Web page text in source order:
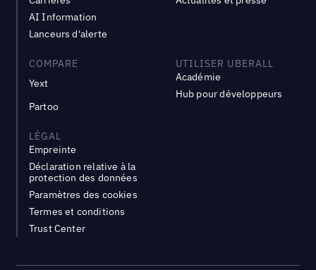
AI Information
Lanceurs d'alerte
COMPARE
Yext
Partoo
UTILISER UBERALL
Académie
Hub pour développeurs
LÉGAL
Empreinte
Déclaration relative à la
protection des données
Paramètres des cookies
Termes et conditions
Trust Center